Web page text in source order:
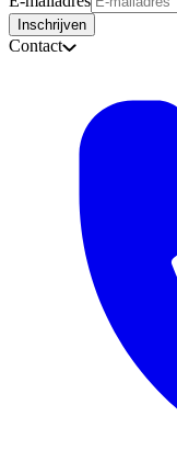
Inschrijven
Contact